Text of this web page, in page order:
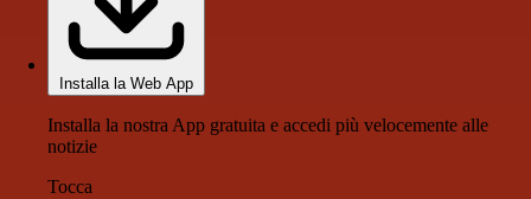
Installa la Web App
Installa la nostra App gratuita e accedi più velocemente alle
notizie
Tocca